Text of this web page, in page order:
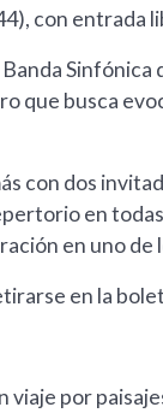
con entrada
que busca
con dos
en
en uno
en la
viaje por